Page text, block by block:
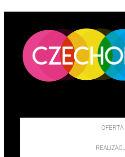
OFERTA